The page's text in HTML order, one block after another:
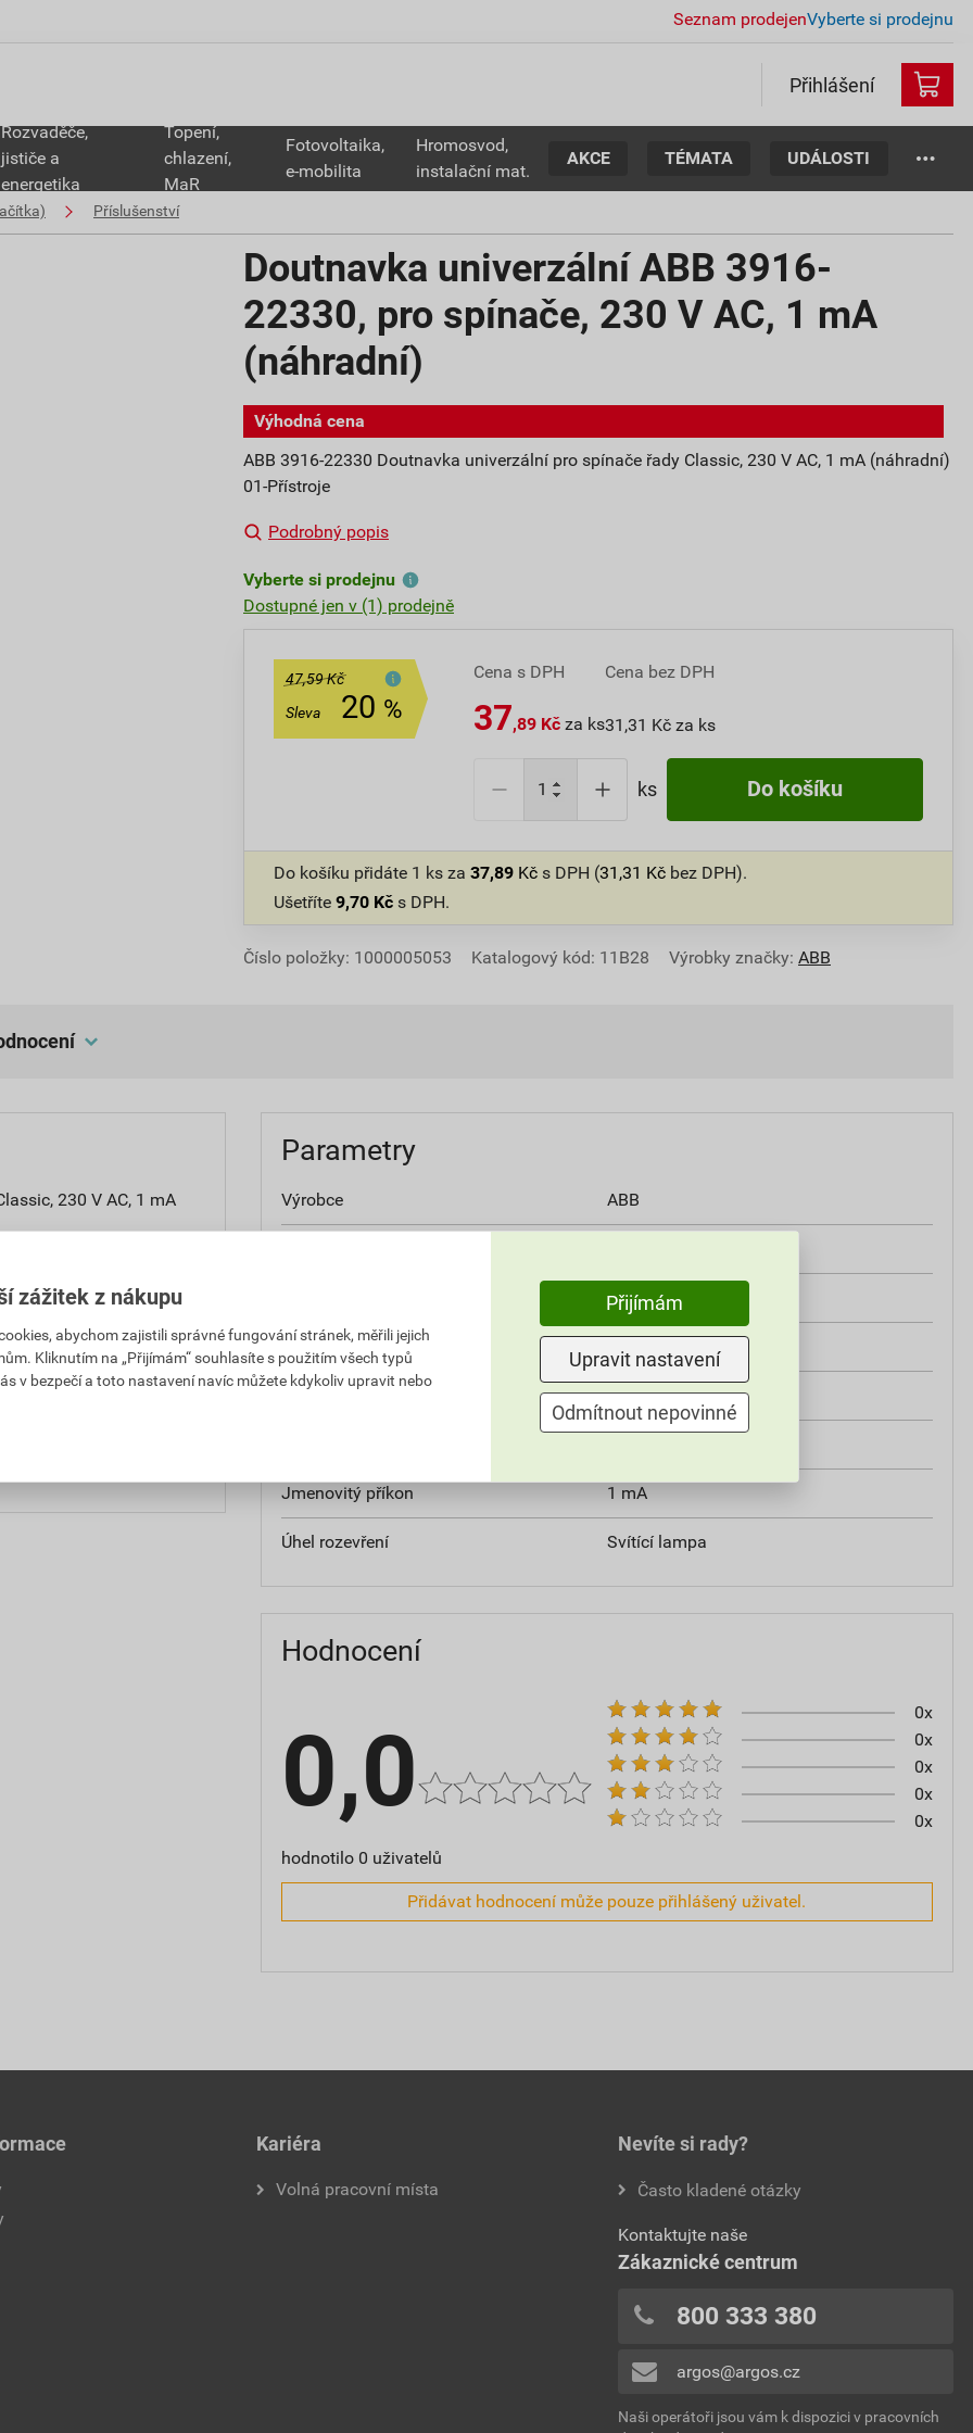
Seznam prodejenVyberte si prodejnu
Přihlášení
Rozvaděče,
jističe a
energetika
Topení,
chlazení,
MaR
Fotovoltaika,
e-mobilita
Hromosvod,
instalační mat.
AKCE TÉMATA UDÁLOSTI
Příslušenství
Doutnavka univerzální ABB 3916-
22330, pro spínače, 230 V AC, 1 mA
(náhradní)
Výhodná cena
ABB 3916-22330 Doutnavka univerzální pro spínače řady Classic, 230 V AC, 1 mA (náhradní)
01-Přístroje
Podrobný popis
Vyberte si prodejnu
Dostupné jen v (1) prodejně
47,59 Kč
Sleva
20 %
Cena s DPH
37,89 Kč za ks
Cena bez DPH
31,31 Kč za ks
ks Do košíku
Do košíku přidáte 1 ks za 37,89 Kč s DPH (31,31 Kč bez DPH).
Ušetříte 9,70 Kč s DPH.
Číslo položky: 1000005053 Katalogový kód: 11B28 Výrobky značky: ABB
230 V AC, 1 mA
Kč 37,89 Kč
za ks s DPH za ks
Parametry
Výrobce ABB
Spínač/tlačítko
Držák zdroje Zásuvková koncovka
Barva žárovky Bílá
Jmenovitý příkon 1 mA
Úhel rozevření Svítící lampa
Hodnocení
0,0
hodnotilo 0 uživatelů
0x
0x
0x
0x
0x
Přidávat hodnocení může pouze přihlášený uživatel.
Kariéra
Volná pracovní místa
Nevíte si rady?
Často kladené otázky
Kontaktujte naše
Zákaznické centrum
800 333 380
argos@argos.cz
Naši operátoři jsou vám k dispozici v pracovních
zážitek z nákupu
abychom zajistili správné fungování stránek, měřili jejich
Kliknutím na „Přijímám“ souhlasíte s použitím všech typů
v bezpečí a toto nastavení navíc můžete kdykoliv upravit nebo
Přijímám
Upravit nastavení
Odmítnout nepovinné